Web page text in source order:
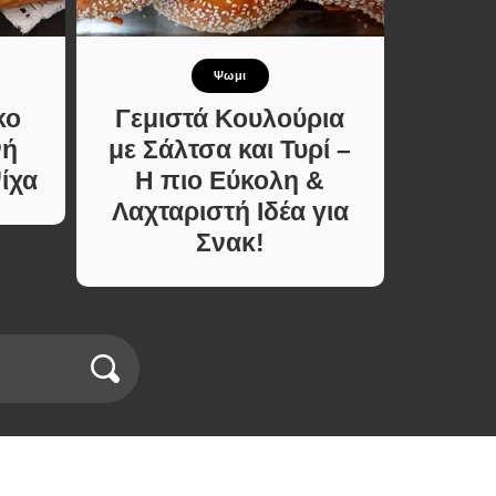
Ψωμι
Γεμιστά Κουλούρια
με Σάλτσα και Τυρί –
Η πιο Εύκολη &
Λαχταριστή Ιδέα για
Σνακ!